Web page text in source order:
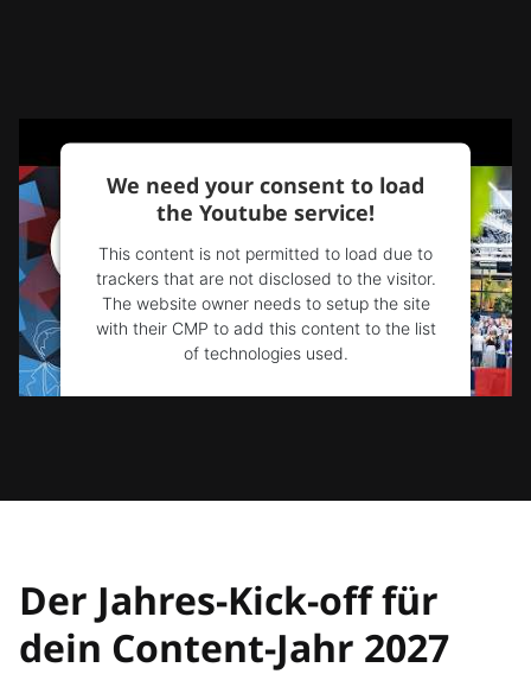
We need your consent to load
the Youtube service!
This content is not permitted to load due to
trackers that are not disclosed to the visitor.
The website owner needs to setup the site
with their CMP to add this content to the list
of technologies used.
Powered byUsercentrics Consent
Der Jahres-Kick-off für
dein Content-Jahr 2027